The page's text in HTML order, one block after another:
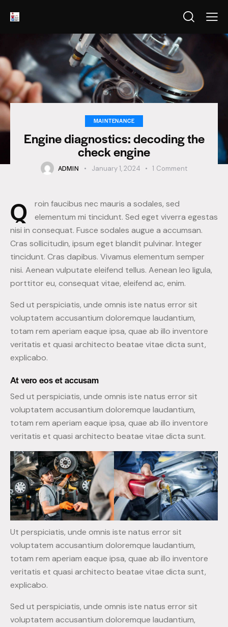
MAINTENANCE
Engine diagnostics: decoding the
check engine
ADMIN January 1, 2024 1 Comment
Q
roin faucibus nec mauris a sodales, sed
elementum mi tincidunt. Sed eget viverra egestas
nisi in consequat. Fusce sodales augue a accumsan.
Cras sollicitudin, ipsum eget blandit pulvinar. Integer
tincidunt. Cras dapibus. Vivamus elementum semper
nisi. Aenean vulputate eleifend tellus. Aenean leo ligula,
porttitor eu, consequat vitae, eleifend ac, enim.
Sed ut perspiciatis, unde omnis iste natus error sit
voluptatem accusantium doloremque laudantium,
totam rem aperiam eaque ipsa, quae ab illo inventore
veritatis et quasi architecto beatae vitae dicta sunt,
explicabo.
At vero eos et accusam
Sed ut perspiciatis, unde omnis iste natus error sit
voluptatem accusantium doloremque laudantium,
totam rem aperiam eaque ipsa, quae ab illo inventore
veritatis et quasi architecto beatae vitae dicta sunt.
Ut perspiciatis, unde omnis iste natus error sit
voluptatem accusantium doloremque laudantium,
totam rem aperiam eaque ipsa, quae ab illo inventore
veritatis et quasi architecto beatae vitae dicta sunt,
explicabo.
Sed ut perspiciatis, unde omnis iste natus error sit
voluptatem accusantium doloremque laudantium,